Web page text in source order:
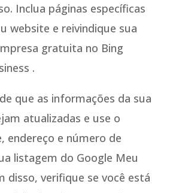
Inclua páginas específicas
website e reivindique sua
gratuita no Bing
.
que as informações da sua
atualizadas e use o
endereço e número de
listagem do Google Meu
disso, verifique se você está